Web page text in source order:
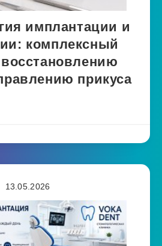
имплантации и
комплексный
прикуса
13.05.2026